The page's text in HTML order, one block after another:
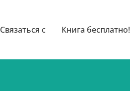
Связаться с Книга бесплатно!